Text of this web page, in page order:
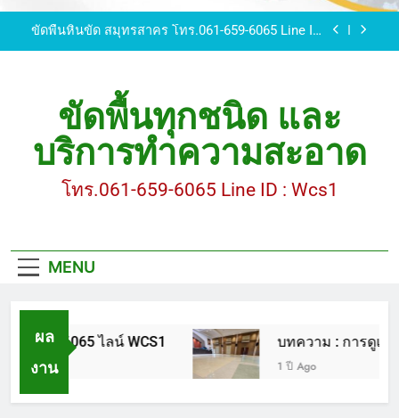
ขัดพื้นหินขัด สมุทรสาคร โทร.061-659-6065 Line ID
ขัดพื้นหินอ่อน โทร.0616596065 ไลน์ WCS1
บทความ : การดูแลรักษาพื้นหินขัด
ขัดพื้นหินขัด สมุทรสาคร โทร.061-659-6065 Line ID
ขัดพื้นทุกชนิด และ
บริการทำความสะอาด
โทร.061-659-6065 Line ID : Wcs1
MENU
ผล
งาน
ไลน์ WCS1 บทความ : การดูแลรัก
1 ปี Ago